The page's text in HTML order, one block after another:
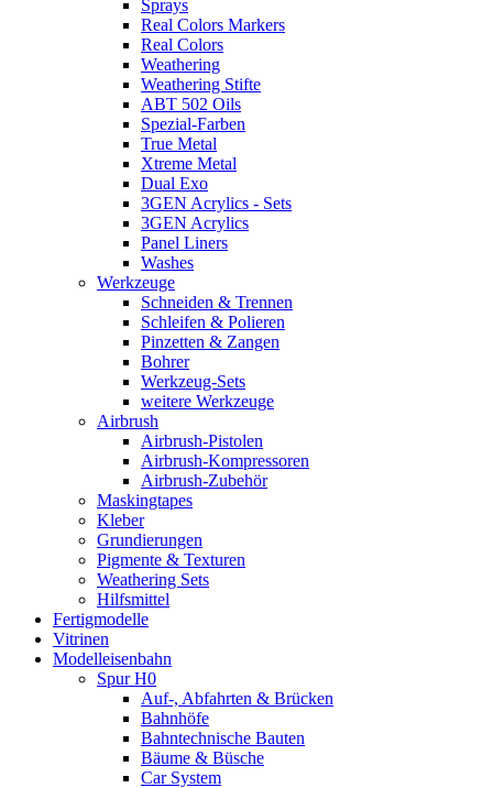
Sprays
Real Colors Markers
Real Colors
Weathering
Weathering Stifte
ABT 502 Oils
Spezial-Farben
True Metal
Xtreme Metal
Dual Exo
3GEN Acrylics - Sets
3GEN Acrylics
Panel Liners
Washes
Werkzeuge
Schneiden & Trennen
Schleifen & Polieren
Pinzetten & Zangen
Bohrer
Werkzeug-Sets
weitere Werkzeuge
Airbrush
Airbrush-Pistolen
Airbrush-Kompressoren
Airbrush-Zubehör
Maskingtapes
Kleber
Grundierungen
Pigmente & Texturen
Weathering Sets
Hilfsmittel
Fertigmodelle
Vitrinen
Modelleisenbahn
Spur H0
Auf-, Abfahrten & Brücken
Bahnhöfe
Bahntechnische Bauten
Bäume & Büsche
Car System